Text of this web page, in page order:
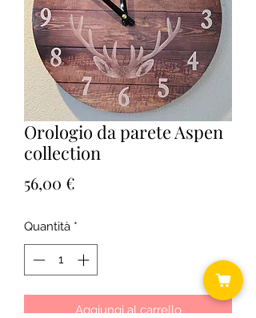
Orologio da parete Aspen
collection
56,00 €
Quantità *
Aggiungi al carrello